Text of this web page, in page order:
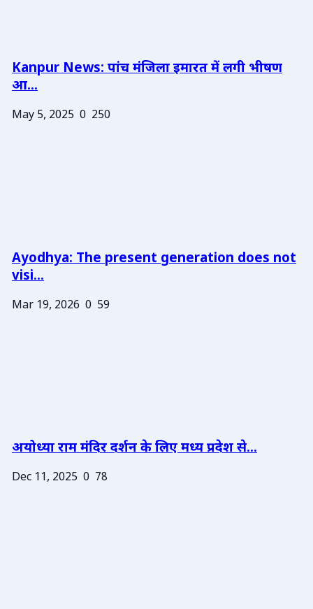
Kanpur News: पांच मंजिला इमारत में लगी भीषण
आ...
May 5, 2025 0 250
Ayodhya: The present generation does not
visi...
Mar 19, 2026 0 59
अयोध्या राम मंदिर दर्शन के लिए मध्य प्रदेश से...
Dec 11, 2025 0 78